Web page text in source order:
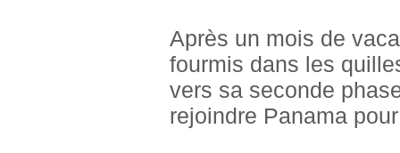
Après un mois de
fourmis dans les
vers sa seconde
rejoindre Panama